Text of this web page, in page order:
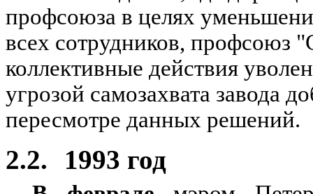
профсоюза в целях
всех сотрудников, профсоюз
коллективные действия
угрозой самозахвата завода
пересмотре данных решений.
2.2. 1993 год